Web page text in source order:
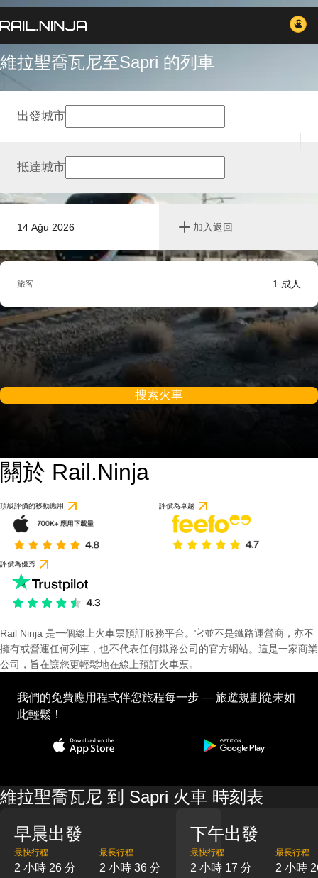
維拉聖喬瓦尼至Sapri 的列車
14 Ağu 2026 加入返回
出發城市
抵達城市
旅客 1 成人
搜索火車
關於 Rail.Ninja
頂級評價的移動應用 評價為卓越
評價為優秀
Rail Ninja 是一個線上火車票預訂服務平台。它並不是鐵路運營商，亦不
擁有或營運任何列車，也不代表任何鐵路公司的官方網站。這是一家商業
公司，旨在讓您更輕鬆地在線上預訂火車票。
我們的免費應用程式伴您旅程每一步 — 旅遊規劃從未如
此輕鬆！
維拉聖喬瓦尼 到 Sapri 火車 時刻表
早晨出發
最快行程
2 小時 26 分
最長行程
2 小時 36 分
下午出發
最快行程
2 小時 17 分
最長行程
2 小時